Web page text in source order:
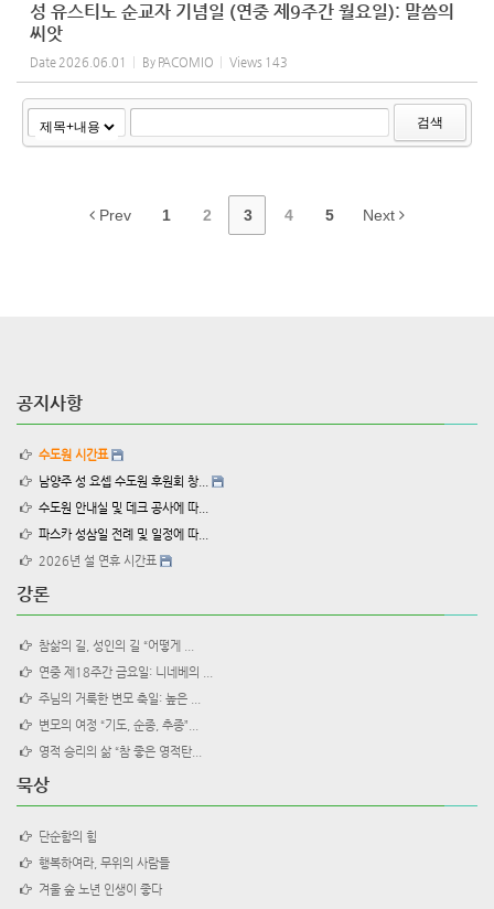
성 유스티노 순교자 기념일 (연중 제9주간 월요일): 말씀의
씨앗
Date 2026.06.01 By PACOMIO Views 143
검색
Prev 1 2 3 4 5 Next
공지사항
수도원 시간표
남양주 성 요셉 수도원 후원회 창...
수도원 안내실 및 데크 공사에 따...
파스카 성삼일 전례 및 일정에 따...
2026년 설 연휴 시간표
강론
참삶의 길, 성인의 길 “어떻게 ...
연중 제18주간 금요일: 니네베의 ...
주님의 거룩한 변모 축일: 높은 ...
변모의 여정 “기도, 순종, 추종”...
영적 승리의 삶 “참 좋은 영적탄...
묵상
단순함의 힘
행복하여라, 무위의 사람들
겨울 숲 노년 인생이 좋다